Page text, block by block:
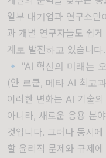
일부 대기업과 연구소
과 개별 연구자들도 쉽
계로 발전하고 있습니다.
🔹 "AI 혁신의 미래는
(얀 르쿤, 메타 AI 최고
이러한 변화는 AI 기술
아니라, 새로운 응용 분
것입니다. 그러나 동시
할 윤리적 문제와 규제